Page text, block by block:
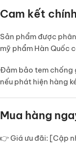
Cam kết
Sản phẩm được
mỹ phẩm Hàn Quốc
Đảm bảo tem chống
nếu phát hiện hàng
Mua hàng
👉Giá ưu đãi: [Cập